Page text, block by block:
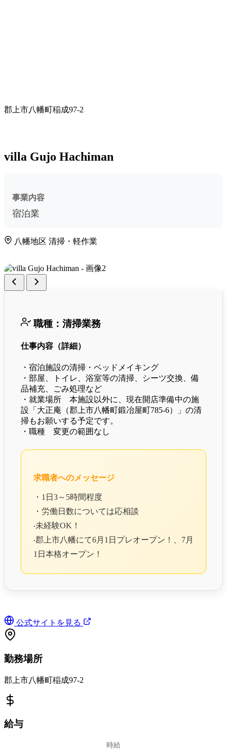
郡上市八幡町稲成97-2
villa Gujo Hachiman
事業内容
宿泊業
八幡地区 清掃・軽作業
職種：清掃業務
仕事内容（詳細）
・宿泊施設の清掃・ベッドメイキング
・部屋、トイレ、浴室等の清掃、シーツ交換、備
品補充、ごみ処理など
・就業場所 本施設以外に、現在開店準備中の施
設「大正庵（郡上市八幡町鍛冶屋町785-6）」の清
掃もお願いする予定です。
・職種 変更の範囲なし
求職者へのメッセージ
・1日3～5時間程度
・労働日数については応相談
‧未経験OK！
‧郡上市八幡にて6月1日プレオープン！、7月
1日本格オープン！
公式サイトを見る
勤務場所
郡上市八幡町稲成97-2
給与
時給